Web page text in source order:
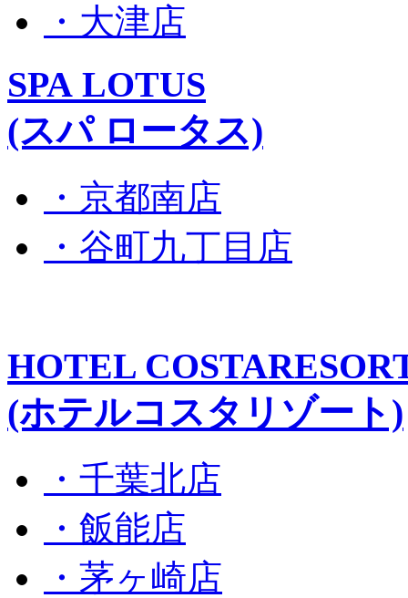
・大津店
SPA LOTUS
(スパ ロータス)
・京都南店
・谷町九丁目店
HOTEL
(ホテルコスタリゾート)
・千葉北店
・飯能店
・茅ヶ崎店